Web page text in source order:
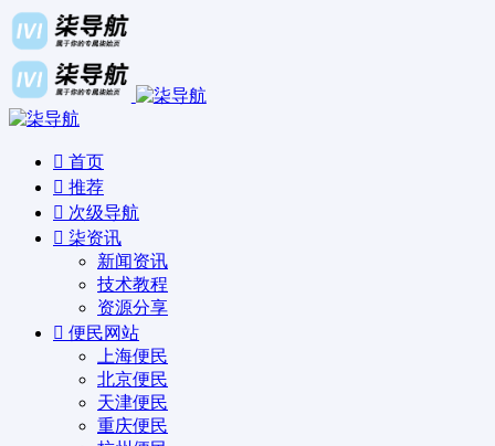
首页
推荐
次级导航
柒资讯
新闻资讯
技术教程
资源分享
便民网站
上海便民
北京便民
天津便民
重庆便民